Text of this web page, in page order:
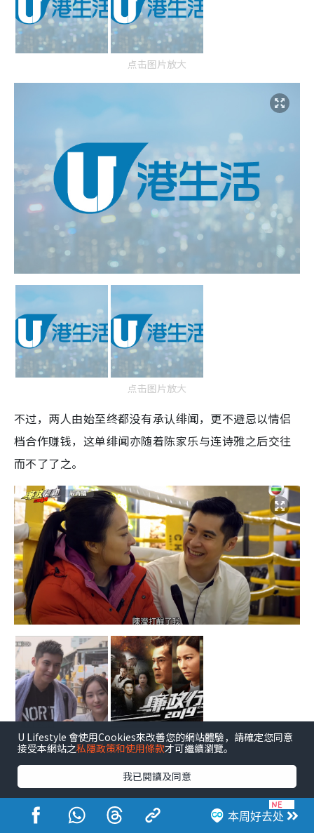
点击图片放大
点击图片放大
不过，两人由始至终都没有承认绯闻，更不避忌以情侣
档合作赚钱，这单绯闻亦随着陈家乐与连诗雅之后交往
而不了了之。
点击图片放大
本周好去处
U Lifestyle 會使用Cookies來改善您的網站體驗，請確定您同意
接受本網站之私隱政策和使用條款才可繼續瀏覽。
我已閱讀及同意